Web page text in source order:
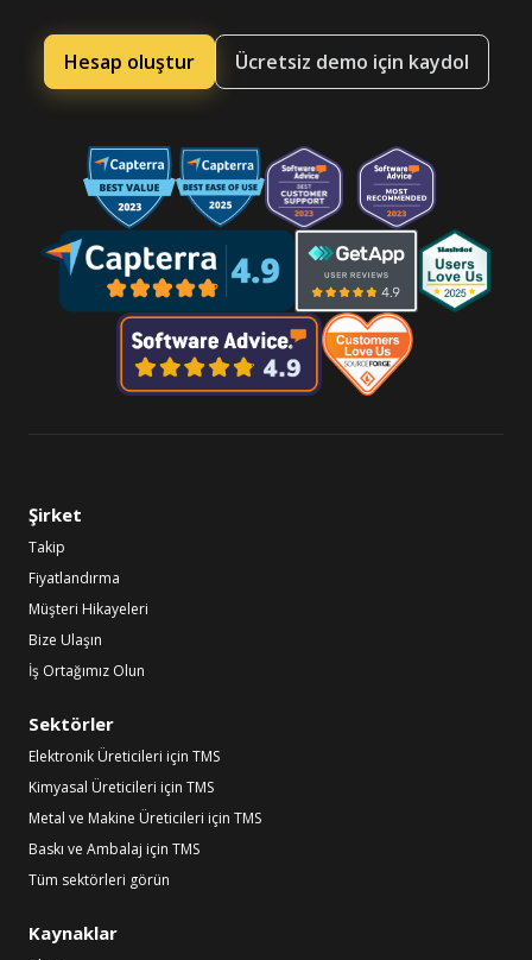
Hesap oluştur Ücretsiz demo için kaydol
Şirket
Takip
Fiyatlandırma
Müşteri Hikayeleri
Bize Ulaşın
İş Ortağımız Olun
Sektörler
Elektronik Üreticileri için TMS
Kimyasal Üreticileri için TMS
Metal ve Makine Üreticileri için TMS
Baskı ve Ambalaj için TMS
Tüm sektörleri görün
Kaynaklar